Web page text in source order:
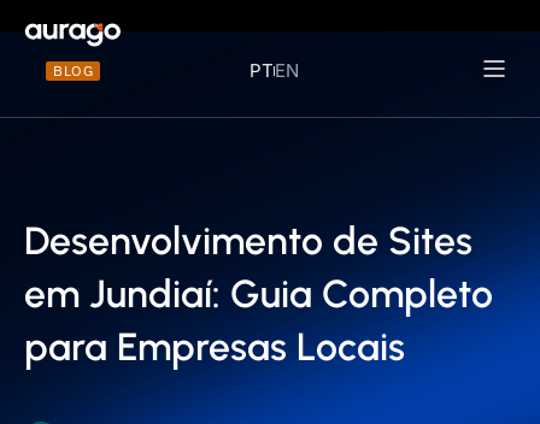
BLOG PTEN
Desenvolvimento de Sites
em Jundiaí: Guia Completo
para Empresas Locais